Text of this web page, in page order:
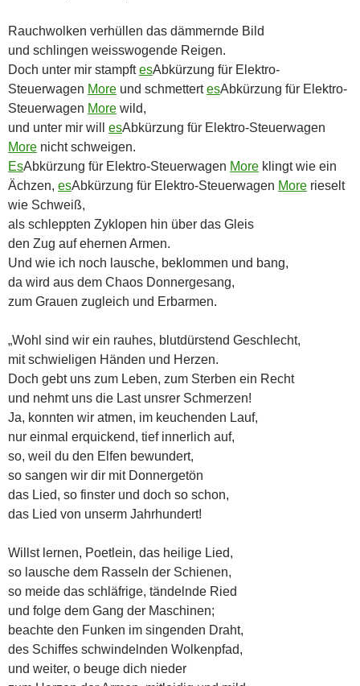
Rauchwolken verhüllen das dämmernde Bild
und schlingen weisswogende Reigen.
Doch unter mir stampftesAbkürzung für Elektro-
Steuerwagen More und schmettertesAbkürzung für Elektro-
Steuerwagen More wild,
und unter mir will esAbkürzung für Elektro-Steuerwagen
More nicht schweigen.
EsAbkürzung für Elektro-Steuerwagen More klingt wie ein
Ächzen, esAbkürzung für Elektro-Steuerwagen More rieselt
wie Schweiß,
als schleppten Zyklopen hin über das Gleis
den Zug auf ehernen Armen.
Und wie ich noch lausche, beklommen und bang,
da wird aus dem Chaos Donnergesang,
zum Grauen zugleich und Erbarmen.
„Wohl sind wir ein rauhes, blutdürstend Geschlecht,
mit schwieligen Händen und Herzen.
Doch gebt uns zum Leben, zum Sterben ein Recht
und nehmt uns die Last unsrer Schmerzen!
Ja, konnten wir atmen, im keuchenden Lauf,
nur einmal erquickend, tief innerlich auf,
so, weil du den Elfen bewundert,
so sangen wir dir mit Donnergetön
das Lied, so finster und doch so schon,
das Lied von unserm Jahrhundert!
Willst lernen, Poetlein, das heilige Lied,
so lausche dem Rasseln der Schienen,
so meide das schläfrige, tändelnde Ried
und folge dem Gang der Maschinen;
beachte den Funken im singenden Draht,
des Schiffes schwindelnden Wolkenpfad,
und weiter, o beuge dich nieder